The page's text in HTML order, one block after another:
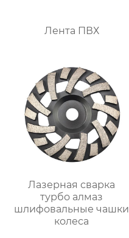
Лента ПВХ
Лазерная сварка
турбо алмаз
шлифовальные чашки
колеса